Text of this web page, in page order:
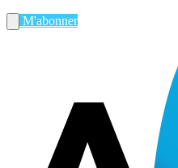
M'abonner